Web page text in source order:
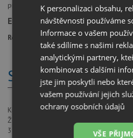
písemně.
Email: reklamace@drezy-
Reklamace: REKLAMAČNÍ FORMULÁŘ
Sídlo
Kitchen Product s. r. o.
Žerotínova 483/1
37004 České Budějovice
K personalizaci obsahu,
návštěvnosti používáme
Informace o vašem
také sdílíme s našimi
analytickými partnery,
kombinovat s dalšími
jste jim poskytli nebo
vašem používání jejich
ochrany osobních údajů
VŠE